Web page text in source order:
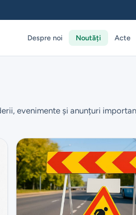
Despre noi Noutăți Acte
evenimente și anunțuri